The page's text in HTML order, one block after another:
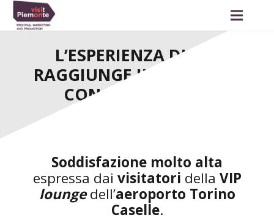
L’ESPERIENZA DI CHI
RAGGIUNGE IL PIEMONTE
CON VOLO AEREO
Soddisfazione molto alta
espressa dai visitatori della VIP
loungedell’aeroporto Torino
Caselle.